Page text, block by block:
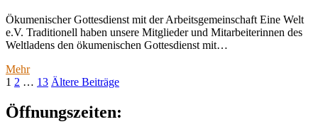
Ökumenischer Gottesdienst mit der Arbeitsgemeinschaft Eine Welt
e.V. Traditionell haben unsere Mitglieder und Mitarbeiterinnen des
Weltladens den ökumenischen Gottesdienst mit…
MehrFaire
Wochen
Seitennummerierung
der
Beiträge
1 2 … 13 Ältere Beiträge
Sidebar
Öffnungszeiten: